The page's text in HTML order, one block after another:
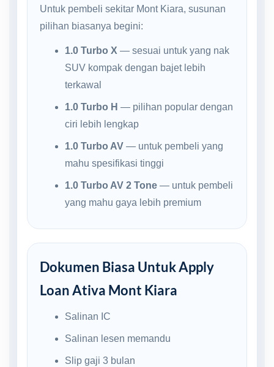
Untuk pembeli sekitar Mont Kiara, susunan
pilihan biasanya begini:
1.0 Turbo X — sesuai untuk yang nak
SUV kompak dengan bajet lebih
terkawal
1.0 Turbo H — pilihan popular dengan
ciri lebih lengkap
1.0 Turbo AV— untuk pembeli yang
mahu spesifikasi tinggi
1.0 Turbo AV 2 Tone— untuk pembeli
yang mahu gaya lebih premium
Dokumen Biasa Untuk Apply
Loan Ativa Mont Kiara
Salinan IC
Salinan lesen memandu
Slip gaji 3 bulan